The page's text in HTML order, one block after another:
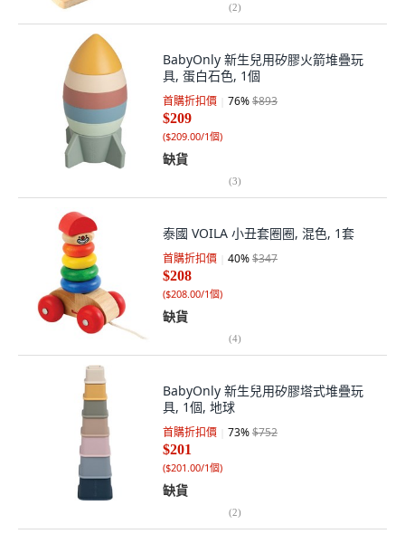
(2)
BabyOnly 新生兒用矽膠火箭堆疊玩
具, 蛋白石色, 1個
首購折扣價 76%$893
$209
($209.00/1個)
缺貨
(3)
泰國 VOILA 小丑套圈圈, 混色, 1套
首購折扣價 40%$347
$208
($208.00/1個)
缺貨
(4)
BabyOnly 新生兒用矽膠塔式堆疊玩
具, 1個, 地球
首購折扣價 73%$752
$201
($201.00/1個)
缺貨
(2)